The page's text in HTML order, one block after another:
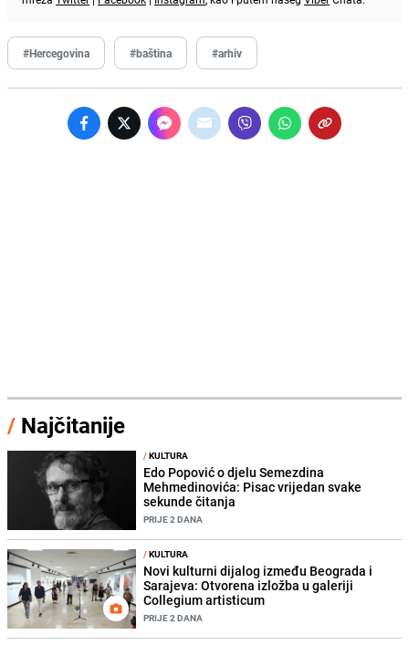
#Hercegovina #baština #arhiv
/ Najčitanije
/KULTURA
Edo Popović o djelu Semezdina
Mehmedinovića: Pisac vrijedan svake
sekunde čitanja
PRIJE 2 DANA
/KULTURA
Novi kulturni dijalog između Beograda i
Sarajeva: Otvorena izložba u galeriji
Collegium artisticum
PRIJE 2 DANA